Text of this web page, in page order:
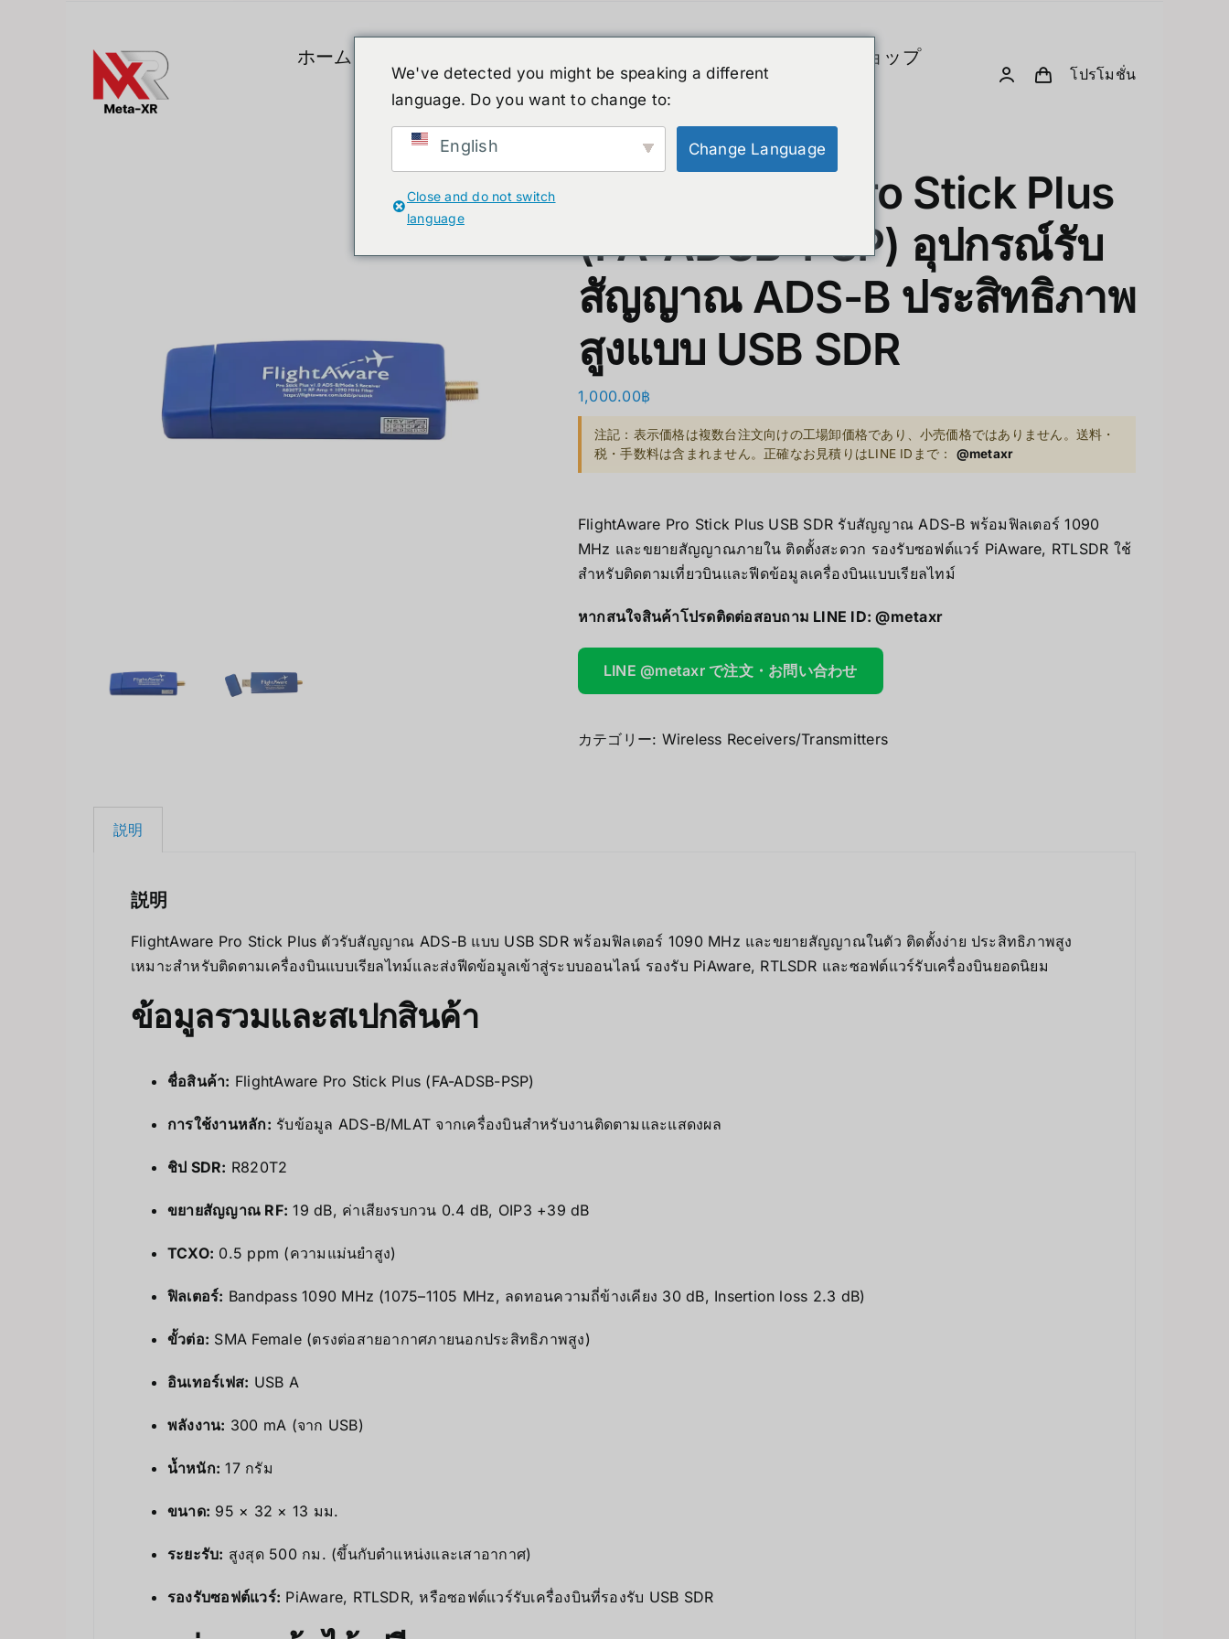
ホーム
A. VR / AR / XR
Apple Vision Pro
B. Smart Glasses &
Microsoft Hololens 2
GPU とコンピューテ
Bestseller Computer & Peripherals
Supermicro GPU Server
Computer Vision Hardware
AOOSTAR
Unitree-Humanoid
モデル比較 – Unitree ヒューマノイドロ
Insta360
UV Printer
ショップ
クリアランス
会社概要
โปรโมชั่น
FlightAware Pro Stick Plus
(FA-ADSB-PSP) อุปกรณ์รับ
สัญญาณ ADS-B ประสิทธิภาพ
สูงแบบ USB SDR
1,000.00฿
注記：表示価格は複数台注文向けの工場卸価格であり、小売価格ではありません。送料・
税・手数料は含まれません。正確なお見積りはLINE IDまで： @metaxr
FlightAware Pro Stick Plus USB SDR รับสัญญาณ ADS-B พร้อมฟิลเตอร์ 1090
MHz และขยายสัญญาณภายใน ติดตั้งสะดวก รองรับซอฟต์แวร์ PiAware, RTLSDR ใช้
สำหรับติดตามเที่ยวบินและฟีดข้อมูลเครื่องบินแบบเรียลไทม์
หากสนใจสินค้าโปรดติดต่อสอบถาม LINE ID:@metaxr
LINE @metaxr で注文・お問い合わせ
カテゴリー: Wireless Receivers/Transmitters
説明
説明
FlightAware Pro Stick Plus ตัวรับสัญญาณ ADS-B แบบ USB SDR พร้อมฟิลเตอร์ 1090 MHz และขยายสัญญาณในตัว ติดตั้งง่าย ประสิทธิภาพสูง
เหมาะสำหรับติดตามเครื่องบินแบบเรียลไทม์และส่งฟีดข้อมูลเข้าสู่ระบบออนไลน์ รองรับ PiAware, RTLSDR และซอฟต์แวร์รับเครื่องบินยอดนิยม
ข้อมูลรวมและสเปกสินค้า
ชื่อสินค้า: FlightAware Pro Stick Plus (FA-ADSB-PSP)
การใช้งานหลัก: รับข้อมูล ADS-B/MLAT จากเครื่องบินสำหรับงานติดตามและแสดงผล
ชิป SDR: R820T2
ขยายสัญญาณ RF: 19 dB, ค่าเสียงรบกวน 0.4 dB, OIP3 +39 dB
TCXO: 0.5 ppm (ความแม่นยำสูง)
ฟิลเตอร์: Bandpass 1090 MHz (1075–1105 MHz, ลดทอนความถี่ข้างเคียง 30 dB, Insertion loss 2.3 dB)
ขั้วต่อ: SMA Female (ตรงต่อสายอากาศภายนอกประสิทธิภาพสูง)
อินเทอร์เฟส: USB A
พลังงาน: 300 mA (จาก USB)
น้ำหนัก: 17 กรัม
ขนาด: 95 × 32 × 13 มม.
ระยะรับ: สูงสุด 500 กม. (ขึ้นกับตำแหน่งและเสาอากาศ)
รองรับซอฟต์แวร์: PiAware, RTLSDR, หรือซอฟต์แวร์รับเครื่องบินที่รองรับ USB SDR
We've detected you might be speaking a different
language. Do you want to change to:
English Change Language
Close and do not switch
language